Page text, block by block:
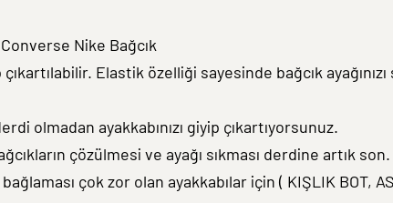
Converse Nike Bağcık
Elastik özelliği sayesinde bağcık
olmadan ayakkabınızı giyip çıkartıyorsunuz.
çözülmesi ve ayağı sıkması derdine artık son.
çok zor olan ayakkabılar için ( KIŞLIK BOT,